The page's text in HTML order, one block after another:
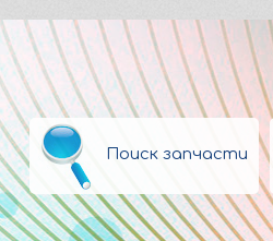
Поиск запчасти